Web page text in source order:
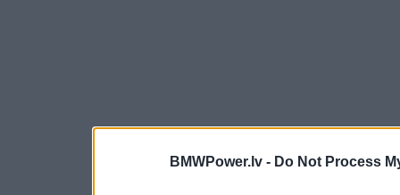
BMWPower.lv - Do Not Process